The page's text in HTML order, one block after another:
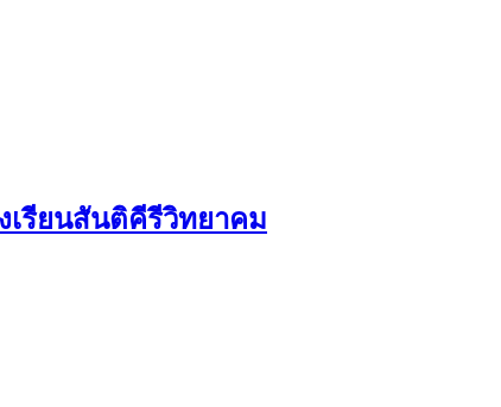
เรียนสันติคีรีวิทยาคม